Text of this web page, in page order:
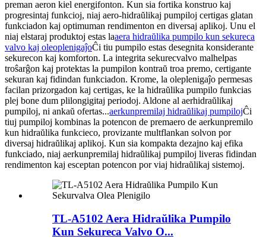
preman aeron kiel energifonton. Kun sia fortika konstruo kaj
progresintaj funkcioj, niaj aero-hidraŭlikaj pumpiloj certigas glatan
funkciadon kaj optimuman rendimenton en diversaj aplikoj. Unu el
niaj elstaraj produktoj estas laaera hidraŭlika pumpilo kun sekureca
valvo kaj oleoplenigaĵoĈi tiu pumpilo estas desegnita konsiderante
sekurecon kaj komforton. La integrita sekurecvalvo malhelpas
troŝarĝon kaj protektas la pumpilon kontraŭ troa premo, certigante
sekuran kaj fidindan funkciadon. Krome, la oleplenigaĵo permesas
facilan prizorgadon kaj certigas, ke la hidraŭlika pumpilo funkcias
plej bone dum plilongigitaj periodoj. Aldone al aerhidraŭlikaj
pumpiloj, ni ankaŭ ofertas...aerkunpremilaj hidraŭlikaj pumpilojĈi
tiuj pumpiloj kombinas la potencon de premaero de aerkunpremilo
kun hidraŭlika funkcieco, provizante multflankan solvon por
diversaj hidraŭlikaj aplikoj. Kun sia kompakta dezajno kaj efika
funkciado, niaj aerkunpremilaj hidraŭlikaj pumpiloj liveras fidindan
rendimenton kaj esceptan potencon por viaj hidraŭlikaj sistemoj.
TL-A5102 Aera Hidraŭlika Pumpilo
Kun Sekureca Valvo O...